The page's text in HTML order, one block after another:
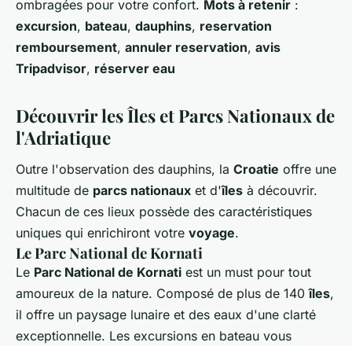
ombragées pour votre confort. Mots à retenir :
excursion, bateau, dauphins, reservation
remboursement, annuler reservation, avis
Tripadvisor, réserver eau
Découvrir les Îles et Parcs Nationaux de
l'Adriatique
Outre l'observation des dauphins, la Croatie offre une
multitude de parcs nationaux et d'îles à découvrir.
Chacun de ces lieux possède des caractéristiques
uniques qui enrichiront votre voyage.
Le Parc National de Kornati
Le Parc National de Kornati est un must pour tout
amoureux de la nature. Composé de plus de 140îles,
il offre un paysage lunaire et des eaux d'une clarté
exceptionnelle. Les excursions en bateau vous